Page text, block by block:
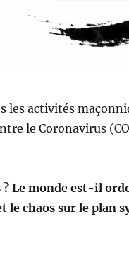
les activités
le Coronavirus
? Le monde est-il
le chaos sur le plan